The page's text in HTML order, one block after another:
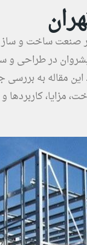
ساخت و ساز
در طراحی
مقاله به
کاربردها